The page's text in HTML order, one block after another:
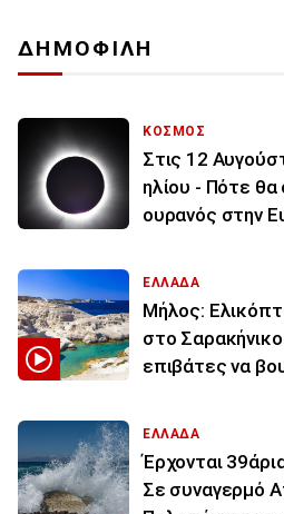
ΔΗΜΟΦΙΛΗ
ΚΟΣΜΟΣ
Στις 12
ηλίου - Πότε θα
ουρανός στην
ΕΛΛΑΔΑ
Μήλος:
στο Σαρακήνικο
επιβάτες να
ΕΛΛΑΔΑ
Έρχονται
Σε συναγερμό